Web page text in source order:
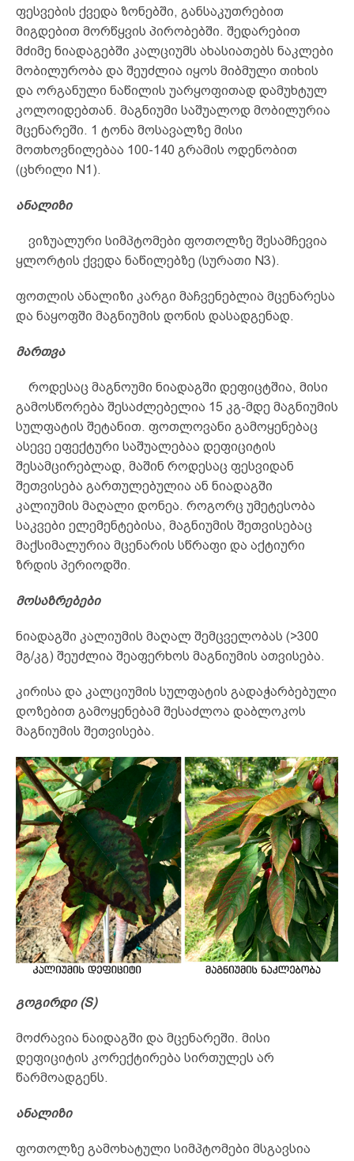
ფესვების ქვედა ზონებში, განსაკუთრებით
მიგდებით მორწყვის პირობებში. შედარებით
მძიმე ნიადაგებში კალციუმს ახასიათებს ნაკლები
მობილურობა და შეუძლია იყოს მიბმული თიხის
და ორგანული ნაწილის უარყოფითად დამუხტულ
კოლოიდებთან. მაგნიუმი საშუალოდ მობილურია
მცენარეში. 1 ტონა მოსავალზე მისი
მოთხოვნილებაა 100-140 გრამის ოდენობით
(ცხრილი N1).
ანალიზი
ვიზუალური სიმპტომები ფოთოლზე შესამჩევია
ყლორტის ქვედა ნაწილებზე (სურათი N3).
ფოთლის ანალიზი კარგი მაჩვენებლია მცენარესა
და ნაყოფში მაგნიუმის დონის დასადგენად.
მართვა
როდესაც მაგნოუმი ნიადაგში დეფიცტშია, მისი
გამოსწორება შესაძლებელია 15 კგ-მდე მაგნიუმის
სულფატის შეტანით. ფოთლოვანი გამოყენებაც
ასევე ეფექტური საშუალებაა დეფიციტის
შესამცირებლად, მაშინ როდესაც ფესვიდან
შეთვისება გართულებულია ან ნიადაგში
კალიუმის მაღალი დონეა. როგორც უმეტესობა
საკვები ელემენტებისა, მაგნიუმის შეთვისებაც
მაქსიმალურია მცენარის სწრაფი და აქტიური
ზრდის პერიოდში.
მოსაზრებები
ნიადაგში კალიუმის მაღალ შემცველობას (>300
მგ/კგ) შეუძლია შეაფერხოს მაგნიუმის ათვისება.
კირისა და კალციუმის სულფატის გადაჭარბებული
დოზებით გამოყენებამ შესაძლოა დაბლოკოს
მაგნიუმის შეთვისება.
გოგირდი (S)
მოძრავია ნაიდაგში და მცენარეში. მისი
დეფიციტის კორექტირება სირთულეს არ
წარმოადგენს.
ანალიზი
ფოთოლზე გამოხატული სიმპტომები მსგავსია